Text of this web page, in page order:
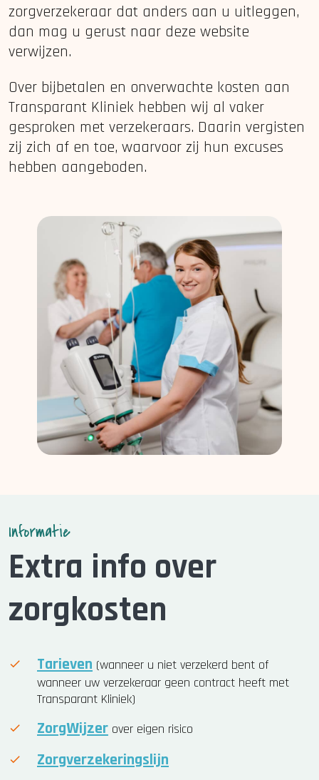
zorgverzekeraar dat anders aan u uitleggen,
dan mag u gerust naar deze website
verwijzen.
Over bijbetalen en onverwachte kosten aan
Transparant Kliniek hebben wij al vaker
gesproken met verzekeraars. Daarin vergisten
zij zich af en toe, waarvoor zij hun excuses
hebben aangeboden.
Informatie
Extra info over
zorgkosten
Tarieven (wanneer u niet verzekerd bent of
wanneer uw verzekeraar geen contract heeft met
Transparant Kliniek)
ZorgWijzer over eigen risico
Zorgverzekeringslijn